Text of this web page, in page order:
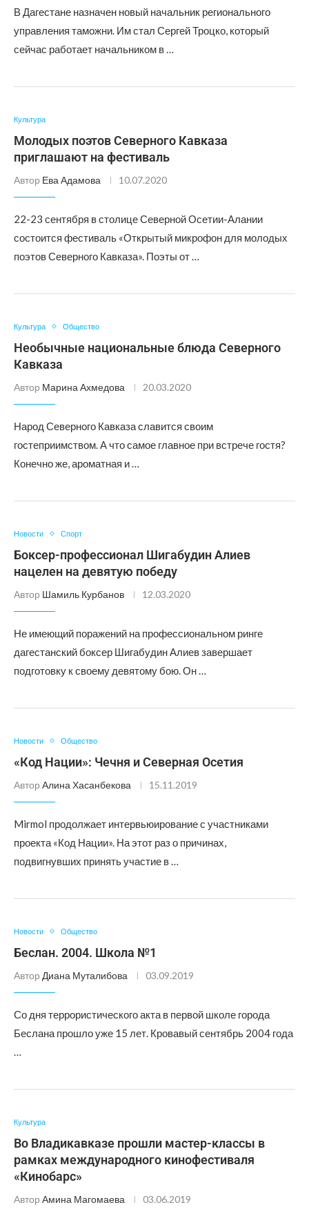
В Дагестане назначен новый начальник регионального
управления таможни. Им стал Сергей Троцко, который
сейчас работает начальником в …
Культура
Молодых поэтов Северного Кавказа
приглашают на фестиваль
Автор Ева Адамова 10.07.2020
22-23 сентября в столице Северной Осетии-Алании
состоится фестиваль «Открытый микрофон для молодых
поэтов Северного Кавказа». Поэты от …
Культура Общество
Необычные национальные блюда Северного
Кавказа
Автор Марина Ахмедова 20.03.2020
Народ Северного Кавказа славится своим
гостеприимством. А что самое главное при встрече гостя?
Конечно же, ароматная и …
Новости Спорт
Боксер-профессионал Шигабудин Алиев
нацелен на девятую победу
Автор Шамиль Курбанов 12.03.2020
Не имеющий поражений на профессиональном ринге
дагестанский боксер Шигабудин Алиев завершает
подготовку к своему девятому бою. Он …
Новости Общество
«Код Нации»: Чечня и Северная Осетия
Автор Алина Хасанбекова 15.11.2019
Mirmol продолжает интервьюирование с участниками
проекта «Код Нации». На этот раз о причинах,
подвигнувших принять участие в …
Новости Общество
Беслан. 2004. Школа №1
Автор Диана Муталибова 03.09.2019
Со дня террористического акта в первой школе города
Беслана прошло уже 15 лет. Кровавый сентябрь 2004 года
…
Культура
Во Владикавказе прошли мастер-классы в
рамках международного кинофестиваля
«Кинобарс»
Автор Амина Магомаева 03.06.2019